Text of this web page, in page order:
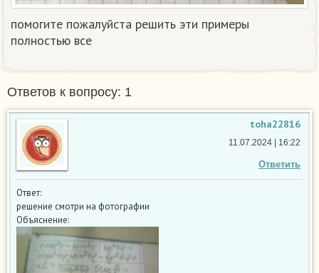
помогите пожалуйста решить эти примеры
полностью все​
Ответов к вопросу: 1
toha22816
Ответить
11.07.2024 | 16:22
Ответ:
решение смотри на фотографии
Объяснение: